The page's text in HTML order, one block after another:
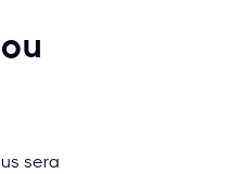
sera